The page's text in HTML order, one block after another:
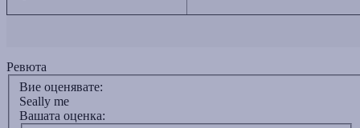
Ревюта
Вие оценявате:
Seally me
Вашата оценка: